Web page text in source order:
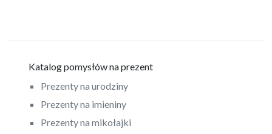
Katalog pomysłów na prezent
Prezenty na urodziny
Prezenty na imieniny
Prezenty na mikołajki